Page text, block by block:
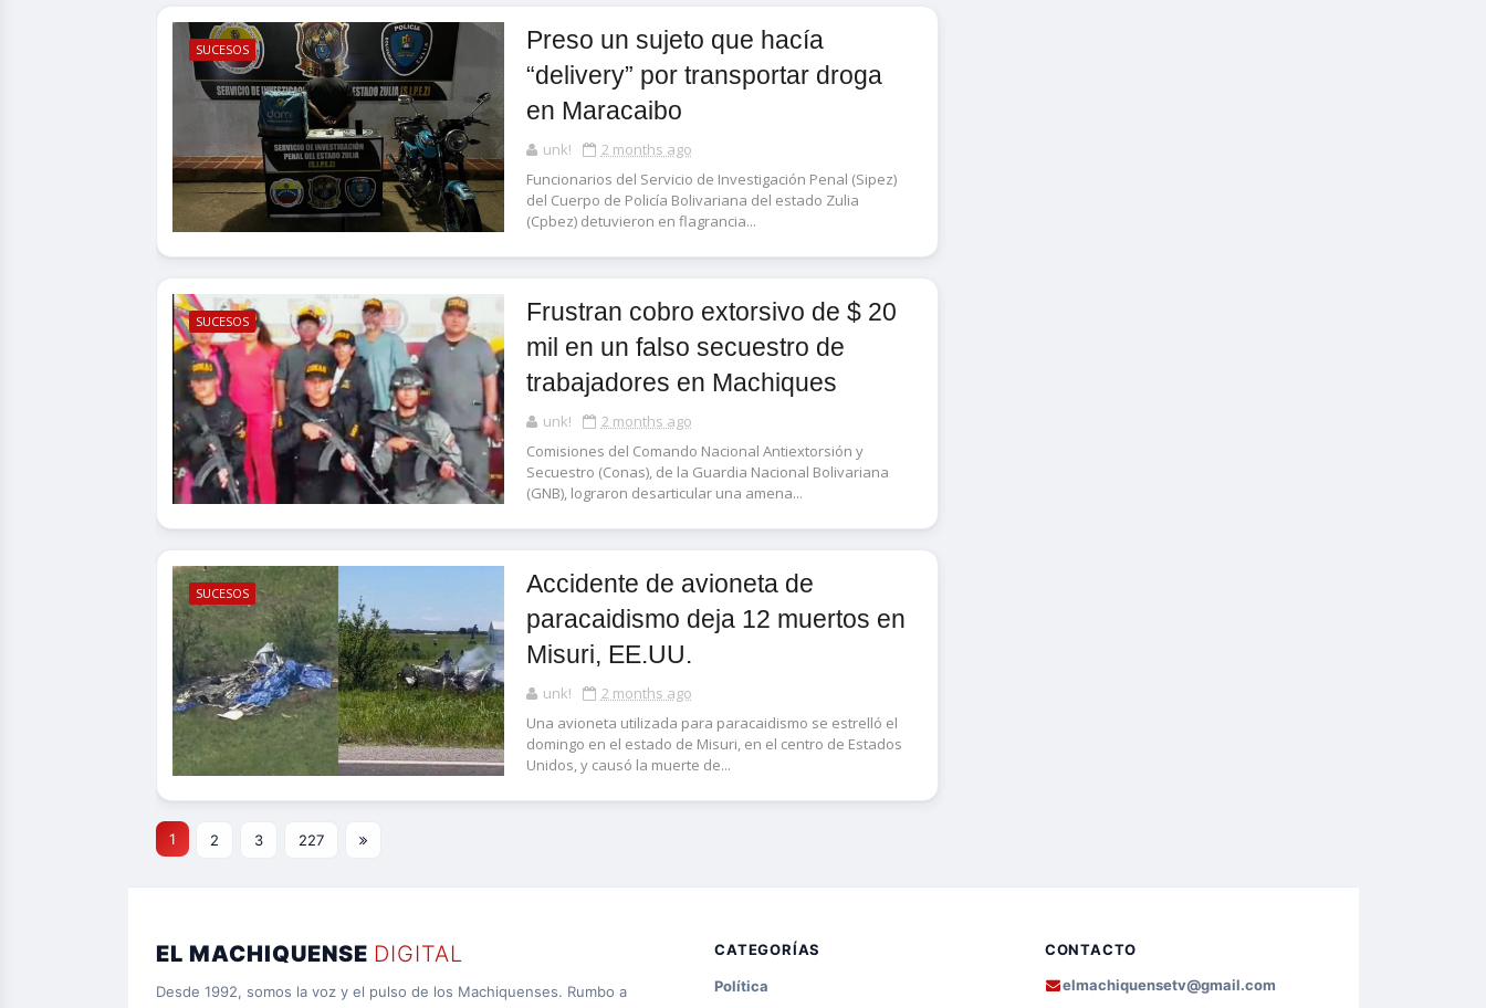
SUCESOS
Preso un sujeto que hacía
“delivery” por transportar droga
en Maracaibo
unk!
2 months ago
Funcionarios del Servicio de Investigación Penal (Sipez)
del Cuerpo de Policía Bolivariana del estado Zulia
(Cpbez) detuvieron en flagrancia...
SUCESOS
Frustran cobro extorsivo de $ 20
mil en un falso secuestro de
trabajadores en Machiques
unk!
2 months ago
Comisiones del Comando Nacional Antiextorsión y
Secuestro (Conas), de la Guardia Nacional Bolivariana
(GNB), lograron desarticular una amena...
SUCESOS
Accidente de avioneta de
paracaidismo deja 12 muertos en
Misuri, EE.UU.
unk!
2 months ago
Una avioneta utilizada para paracaidismo se estrelló el
domingo en el estado de Misuri, en el centro de Estados
Unidos, y causó la muerte de...
1 2 3 227
EL MACHIQUENSE DIGITAL
Desde 1992, somos la voz y el pulso de los Machiquenses. Rumbo a
CATEGORÍAS
Política
CONTACTO
elmachiquensetv@gmail.com